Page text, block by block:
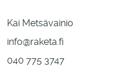
Kai Metsävainio
info@raketa.fi
040 775 3747